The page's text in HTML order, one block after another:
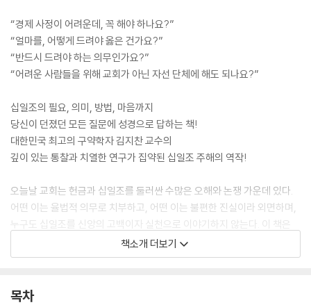
“경제 사정이 어려운데, 꼭 해야 하나요?”
“얼마를, 어떻게 드려야 옳은 건가요?”
“반드시 드려야 하는 의무인가요?”
“어려운 사람들을 위해 교회가 아닌 자선 단체에 해도 되나요?”
십일조의 필요, 의미, 방법, 마음까지
당신이 던졌던 모든 질문에 성경으로 답하는 책!
대한민국 최고의 구약학자 김지찬 교수의
깊이 있는 통찰과 치열한 연구가 집약된 십일조 주해의 역작!
오늘날 교회는 헌금과 십일조를 둘러싼 수많은 오해와 논쟁 가운데 있다.
어떤 이는 율법적 의무로 치부하고, 어떤 이는 불편한 진실이라 외면하며,
누구도 십일조를 신앙의 고백이자 실천으로 이야기하지 않는다. 이 책은
바로 그 지점에서 출발한다. 십일조는 구약과 신약 모두 하나님께 기쁨으
로 드릴 수 있는 기회이기에 복음이며, 동시에 원래부터 하나님의 소유로
아니라, 하나님을 향한 믿음과 순종의 문제이다.
책소개 더보기
목차